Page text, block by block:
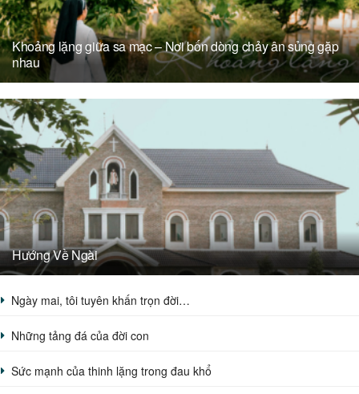
Khoảng lặng giữa sa mạc – Nơi bốn dòng chảy ân sủng gặp
nhau
Hướng Về Ngài
Ngày mai, tôi tuyên khấn trọn đời…
Những tảng đá của đời con
Sức mạnh của thinh lặng trong đau khổ